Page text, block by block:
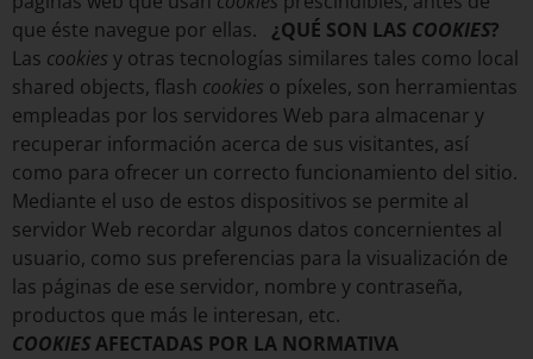
que éste navegue por ellas. ¿QUÉ SON LAS COOKIES?
Las cookies y otras tecnologías similares tales como local
shared objects, flash cookies o píxeles, son herramientas
empleadas por los servidores Web para almacenar y
recuperar información acerca de sus visitantes, así
como para ofrecer un correcto funcionamiento del sitio.
Mediante el uso de estos dispositivos se permite al
servidor Web recordar algunos datos concernientes al
usuario, como sus preferencias para la visualización de
las páginas de ese servidor, nombre y contraseña,
productos que más le interesan, etc.
COOKIESAFECTADAS POR LA NORMATIVA